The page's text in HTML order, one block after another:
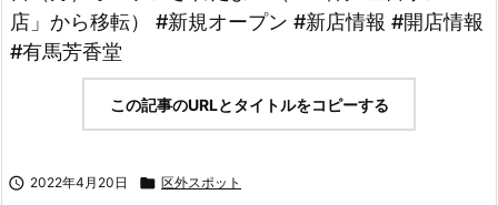
店」から移転） #新規オープン #新店情報 #開店情報
#有馬芳香堂
この記事のURLとタイトルをコピーする
 2022年4月20日  区外スポット